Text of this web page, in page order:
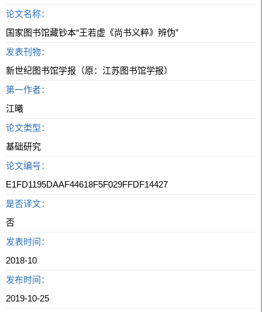
论文名称：
国家图书馆藏钞本“王若虚《尚书义粹》辨伪”
发表刊物：
新世纪图书馆学报（原：江苏图书馆学报）
第一作者：
江曦
论文类型：
基础研究
论文编号：
E1FD1195DAAF44618F5F029FFDF14427
是否译文：
否
发表时间：
2018-10
发布时间：
2019-10-25